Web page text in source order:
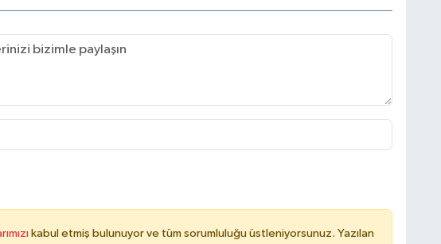
kabul etmiş bulunuyor ve tüm sorumluluğu üstleniyorsunuz. Yazılan